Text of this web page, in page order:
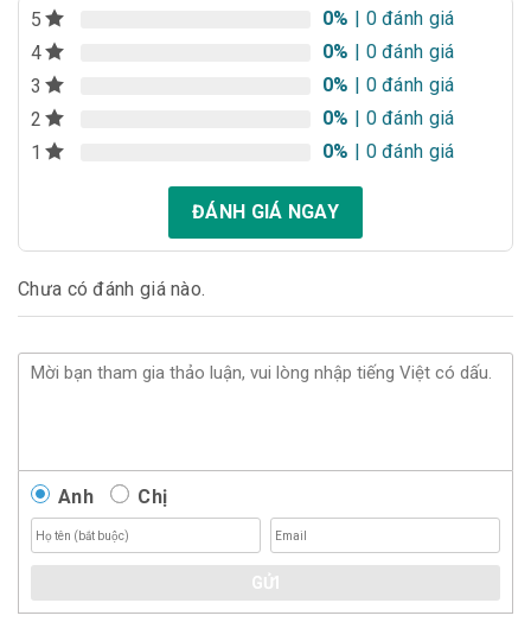
5 0% | 0 đánh giá
4
0% | 0 đánh giá
3
0% | 0 đánh giá
2
0% | 0 đánh giá
1
0% | 0 đánh giá
ĐÁNH GIÁ NGAY
Chưa có đánh giá nào.
Anh Chị
GỬI